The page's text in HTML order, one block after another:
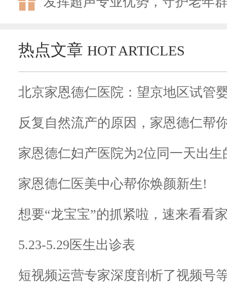
热点文章 HOT ARTICLES
北京家恩德仁医院：望京地区试管
反复自然流产的原因，家恩德仁帮
家恩德仁妇产医院为2位同一天出生
家恩德仁医美中心帮你焕颜新生!
想要“龙宝宝”的抓紧啦，速来看看
5.23-5.29医生出诊表
短视频运营专家深度剖析了视频号